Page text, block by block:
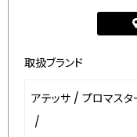
取扱ブランド
アテッサ / プロマスタ
/